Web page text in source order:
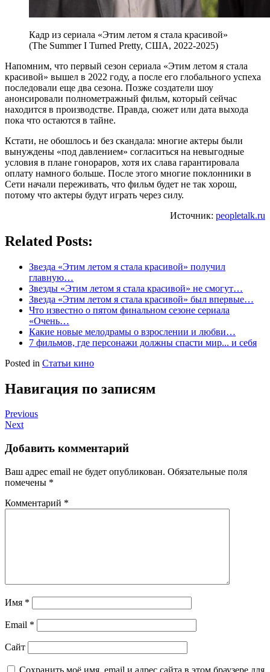
Кадр из сериала «Этим летом я стала красивой»
(The Summer I Turned Pretty, США, 2022-2025)
Напомним, что первый сезон сериала «Этим летом я стала
красивой» вышел в 2022 году, а после его глобального успеха
последовали еще два сезона. Позже создатели шоу
анонсировали полнометражный фильм, который сейчас
находится в производстве. Правда, сюжет или дата выхода
пока что остаются в тайне.
Кстати, не обошлось и без скандала: многие актеры были
вынуждены «под давлением» согласиться на невыгодные
условия в плане гонораров, хотя их слава гарантировала
оплату намного больше. После этого многие поклонники в
Сети начали переживать, что фильм будет не так хорош,
потому что актеры будут играть через силу.
Источник: peopletalk.ru
Related Posts:
Звезда «Этим летом я стала красивой» получил
главную…
Звезды «Этим летом я стала красивой» не смогут…
Звезда «Этим летом я стала красивой» был впервые…
Что известно о пятом финальном сезоне сериала
«Очень…
Какие новые мелодрамы о взрослении и любви…
7 фильмов, где персонажи должны спасти мир... и себя
Posted in Статьи кино
Навигация по записям
Previous
Next
Добавить комментарий
Ваш адрес email не будет опубликован. Обязательные поля
помечены *
Комментарий *
Имя *
Email *
Сайт
Сохранить моё имя, email и адрес сайта в этом браузере для